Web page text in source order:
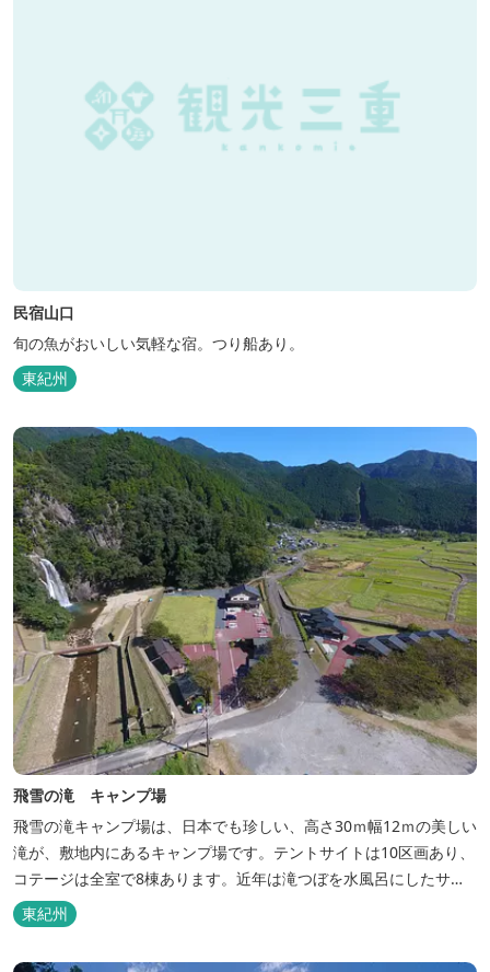
民宿山口
旬の魚がおいしい気軽な宿。つり船あり。
東紀州
飛雪の滝 キャンプ場
飛雪の滝キャンプ場は、日本でも珍しい、高さ30ｍ幅12ｍの美しい
滝が、敷地内にあるキャンプ場です。テントサイトは10区画あり、
コテージは全室で8棟あります。近年は滝つぼを水風呂にしたサウ
ナが人気です。
東紀州